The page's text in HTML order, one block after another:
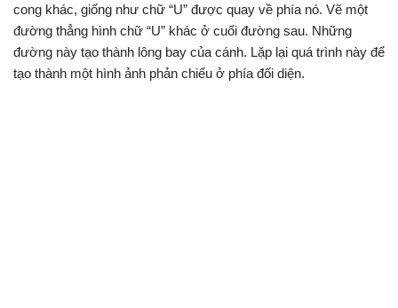
cong khác, giống như chữ “U” được quay về phía nó. Vẽ một
đường thẳng hình chữ “U” khác ở cuối đường sau. Những
đường này tạo thành lông bay của cánh. Lặp lại quá trình này để
tạo thành một hình ảnh phản chiếu ở phía đối diện.